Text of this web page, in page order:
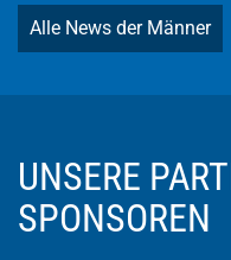
Alle News der Männer
UNSERE
SPONSOREN